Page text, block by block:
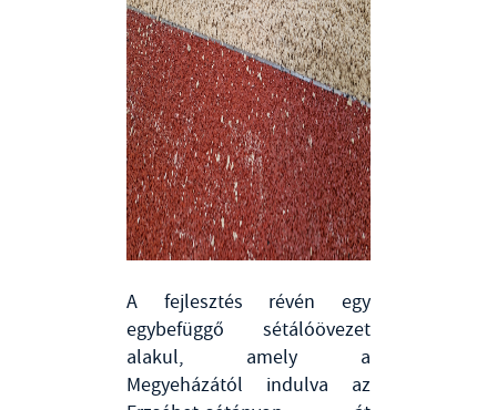
A fejlesztés révén egy
egybefüggő sétálóövezet
alakul, amely a
Megyeházától indulva az